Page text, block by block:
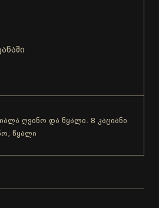
ღვინო და წყალი. 8 კაციანი
წყალი